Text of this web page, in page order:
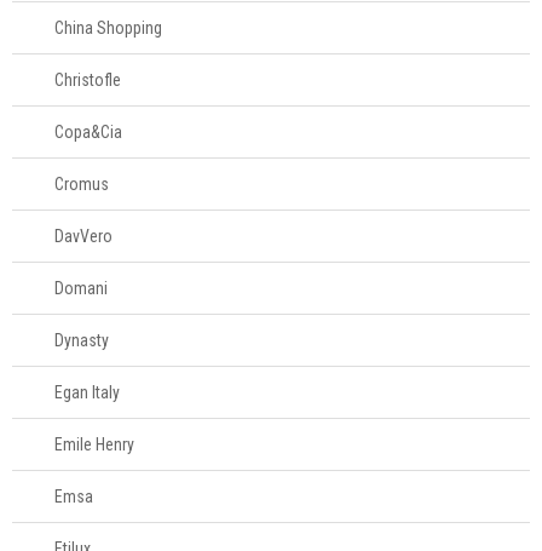
China Shopping
Christofle
Copa&Cia
Cromus
DavVero
Domani
Dynasty
Egan Italy
Emile Henry
Emsa